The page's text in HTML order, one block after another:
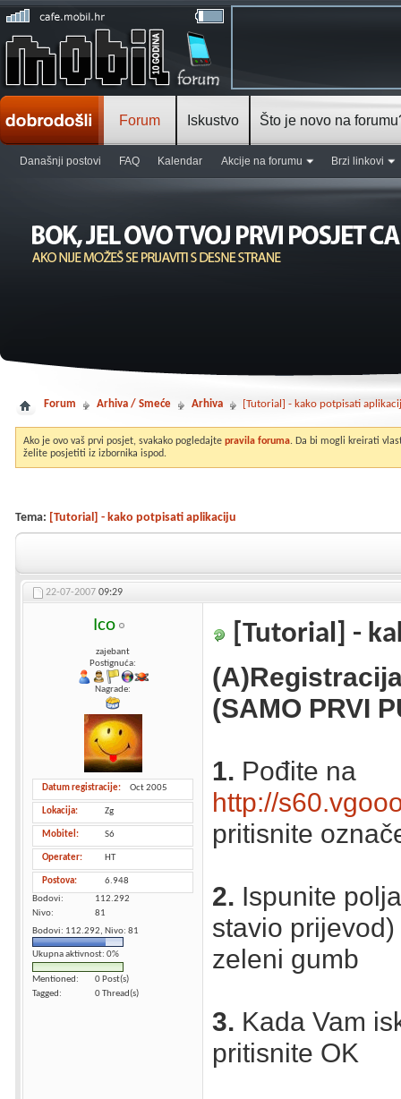
Forum
Današnji postovi FAQ Kalendar Akcije na forumu Brzi linkovi
Iskustvo Što je novo na
Forum Arhiva / Smeće Arhiva [Tutorial] - kako potpisati
Ako je ovo vaš prvi posjet, svakako pogledajte pravila foruma. Da bi mogli kreirati
želite posjetiti iz izbornika ispod.
Tema: [Tutorial] - kako potpisati aplikaciju
22-07-2007 09:29
Ico
zajebant
Postignuća:
Nagrade:
Datum registracije Oct 2005
Lokacija Zg
Mobitel S6
Operater HT
Postova
6.948
Bodovi
112.292
Nivo
81
Bodovi: 112.292, Nivo: 81
Ukupna aktivnost: 0%
Mentioned
0 Post(s)
Tagged
0 Thread(s)
[Tutorial] -
(SAMO PRVI
1. Pođite na
http://
pritisnite
2. Ispunite
stavio
zeleni gumb
3. Kada Vam
pritisnite OK